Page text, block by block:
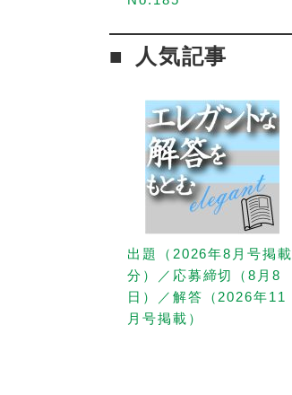
人気記事
出題（2026年8月号掲載
分）／応募締切（8月8
日）／解答（2026年11
月号掲載）